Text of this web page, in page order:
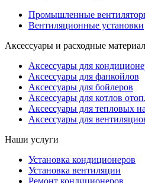
Промышленные
Вентиляционные установки
Аксессуары и расходные
Аксессуары для
Аксессуары для фанкойлов
Аксессуары для бойлеров
Аксессуары для котлов
Аксессуары для тепловых
Аксессуары для
Наши услуги
Установка кондиционеров
Установка вентиляции
Ремонт кондиционеров